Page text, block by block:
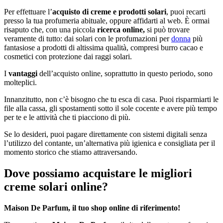
Per effettuare l’acquisto di creme e prodotti solari, puoi recarti
presso la tua profumeria abituale, oppure affidarti al web. È ormai
risaputo che, con una piccola ricerca online, si può trovare
veramente di tutto: dai solari con le profumazioni perdonna più
fantasiose a prodotti di altissima qualità, compresi burro cacao e
cosmetici con protezione dai raggi solari.
I vantaggi dell’acquisto online, soprattutto in questo periodo, sono
molteplici.
Innanzitutto, non c’è bisogno che tu esca di casa. Puoi risparmiarti le
file alla cassa, gli spostamenti sotto il sole cocente e avere più tempo
per te e le attività che ti piacciono di più.
Se lo desideri, puoi pagare direttamente con sistemi digitali senza
l’utilizzo del contante, un’alternativa più igienica e consigliata per il
momento storico che stiamo attraversando.
Dove possiamo acquistare le migliori
creme solari online?
Maison De Parfum, il tuo shop online di riferimento!